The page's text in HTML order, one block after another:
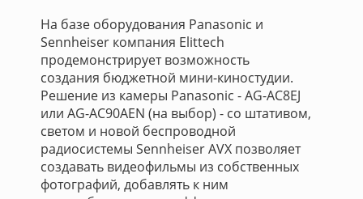
На базе оборудования Panasonic и
Sennheiser компания Elittech
продемонстрирует возможность
создания бюджетной мини-киностудии.
Решение из камеры Panasonic - AG-AC8EJ
или AG-AC90AEN (на выбор) - со штативом,
светом и новой беспроводной
радиосистемы Sennheiser AVX позволяет
создавать видеофильмы из собственных
фотографий, добавлять к ним